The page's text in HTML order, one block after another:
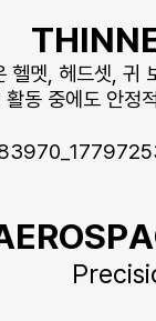
멧, 헤드셋, 귀
동 중에도 안정